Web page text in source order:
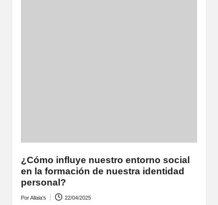
¿Cómo influye nuestro entorno social
en la formación de nuestra identidad
personal?
PorAllala's 22/04/2025